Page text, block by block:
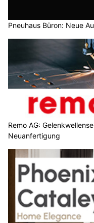
Pneuhaus Büron: Neue
Remo AG:
Neuanfertigung